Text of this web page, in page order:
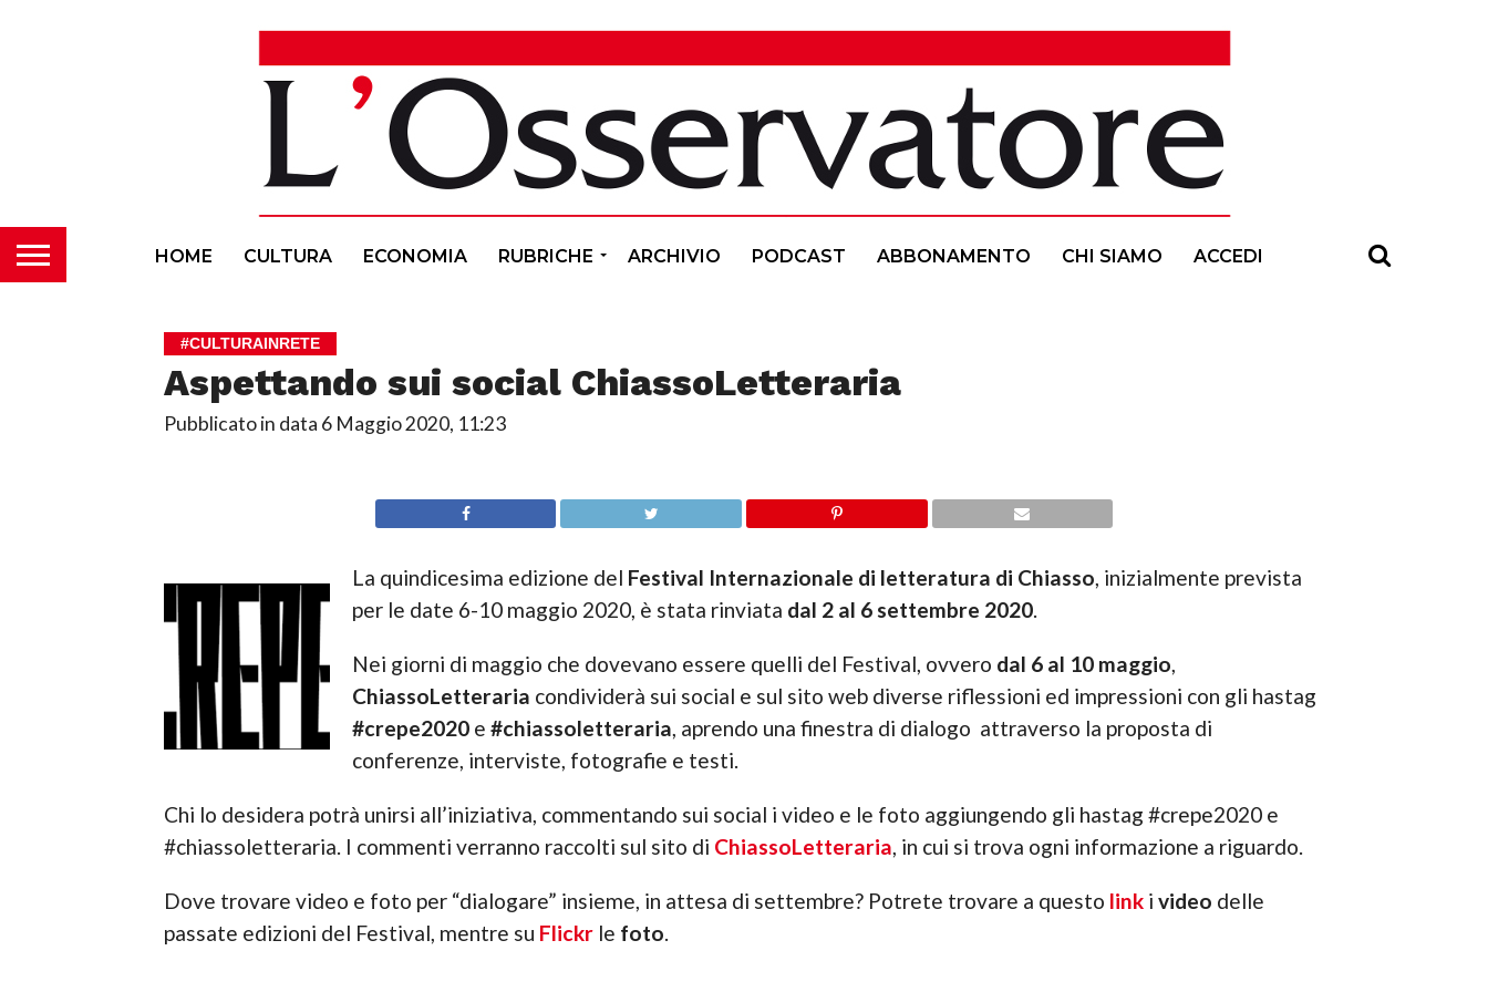
HOME CULTURA ECONOMIA RUBRICHE ARCHIVIO PODCAST ABBONAMENTO CHI SIAMO ACCEDI
#CULTURAINRETE
Aspettando sui social ChiassoLetteraria
Pubblicato in data 6 Maggio 2020, 11:23
La quindicesima edizione del Festival Internazionale di letteratura di Chiasso, inizialmente prevista
per le date 6-10 maggio 2020, è stata rinviata dal 2 al 6 settembre 2020.
Nei giorni di maggio che dovevano essere quelli del Festival, ovvero dal 6 al 10 maggio,
ChiassoLetteraria condividerà sui social e sul sito web diverse riflessioni ed impressioni con gli hastag
#crepe2020e #chiassoletteraria, aprendo una finestra di dialogo attraverso la proposta di
conferenze, interviste, fotografie e testi.
Chi lo desidera potrà unirsi all’iniziativa, commentando sui social i video e le foto aggiungendo gli hastag #crepe2020 e
#chiassoletteraria. I commenti verranno raccolti sul sito di ChiassoLetteraria, in cui si trova ogni informazione a riguardo.
Dove trovare video e foto per “dialogare” insieme, in attesa di settembre? Potrete trovare a questo linki video delle
passate edizioni del Festival, mentre su Flickrle foto.